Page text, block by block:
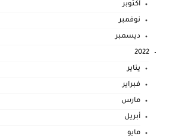
أكتوبر
نوفمبر
ديسمبر
2022
يناير
فبراير
مارس
أبريل
مايو